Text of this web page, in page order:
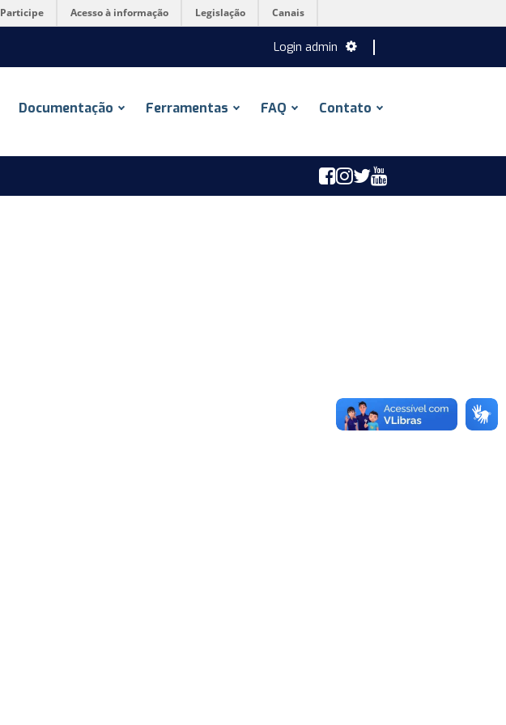
Participe Acesso à informação Legislação Canais
Login admin
Documentação Ferramentas FAQ Contato